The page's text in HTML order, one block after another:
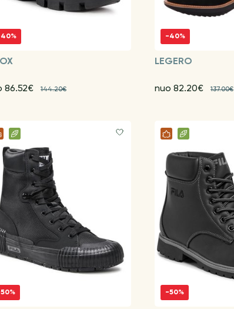
86.52€ 144.20€
-40%
LEGERO
nuo 82.20€ 137.00€
-50%